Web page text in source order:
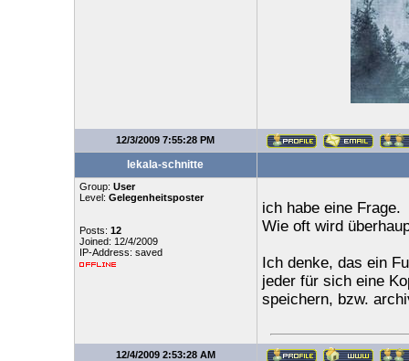
12/3/2009 7:55:28 PM
lekala-schnitte
Group: User
Level: Gelegenheitsposter
Posts: 12
Joined: 12/4/2009
IP-Address: saved
ich habe eine Frage.
Wie oft wird
Ich denke, das ein
jeder für sich eine
speichern, bzw.
12/4/2009 2:53:28 AM